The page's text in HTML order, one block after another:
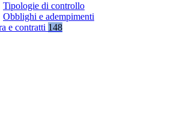
Tipologie di controllo
Obblighi e adempimenti
e contratti 148